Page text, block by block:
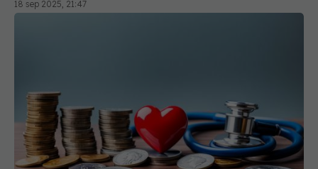
EXCLUSIV
pe cap de locuitor în 2025. Comparație cu UE
21 sep 2025, 18:51